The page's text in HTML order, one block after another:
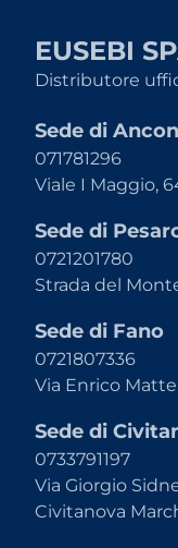
EUSEBI
Distributore
Sede di
071781296
Viale I Maggio,
Sede di
0721201780
Strada del
Sede di Fano
0721807336
Via Enrico
Sede di
0733791197
Via Giorgio
Civitanova